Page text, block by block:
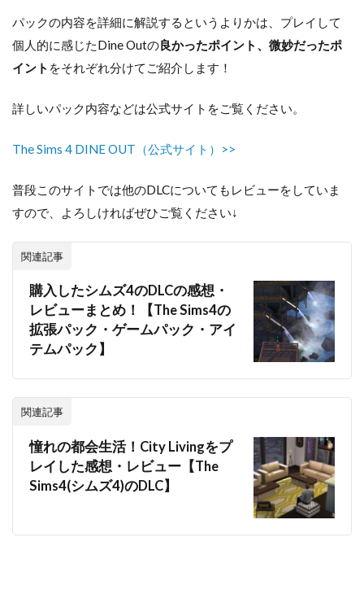
パックの内容を詳細に解説するというよりかは、プレイして
個人的に感じたDine Outの良かったポイント、微妙だったポ
イント をそれぞれ分けてご紹介します！
詳しいパック内容などは公式サイトをご覧ください。
The Sims 4 DINE OUT（公式サイト）>>
普段このサイトでは他のDLCについてもレビューをしていま
すので、よろしければぜひご覧ください↓
関連記事
購入したシムズ4のDLCの感想・
レビューまとめ！【The Sims4の
拡張パック・ゲームパック・アイ
テムパック】
関連記事
憧れの都会生活！City Livingをプ
レイした感想・レビュー【The
Sims4(シムズ4)のDLC】